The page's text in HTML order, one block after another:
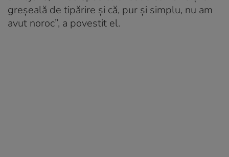
greșeală de tipărire și că, pur și simplu, nu am
avut noroc”, a povestit el.